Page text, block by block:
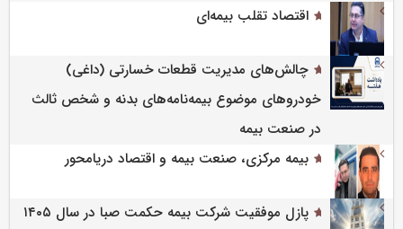
اقتصاد تقلب بیمه‌ای
چالش‌های مدیریت قطعات خسارتی (داغی)
خودروهای موضوع بیمه‌نامه‌های بدنه و شخص ثالث
در صنعت بیمه
بیمه مرکزی، صنعت بیمه و اقتصاد دریامحور
پازل موفقیت شرکت بیمه حکمت صبا در سال ۱۴۰۵